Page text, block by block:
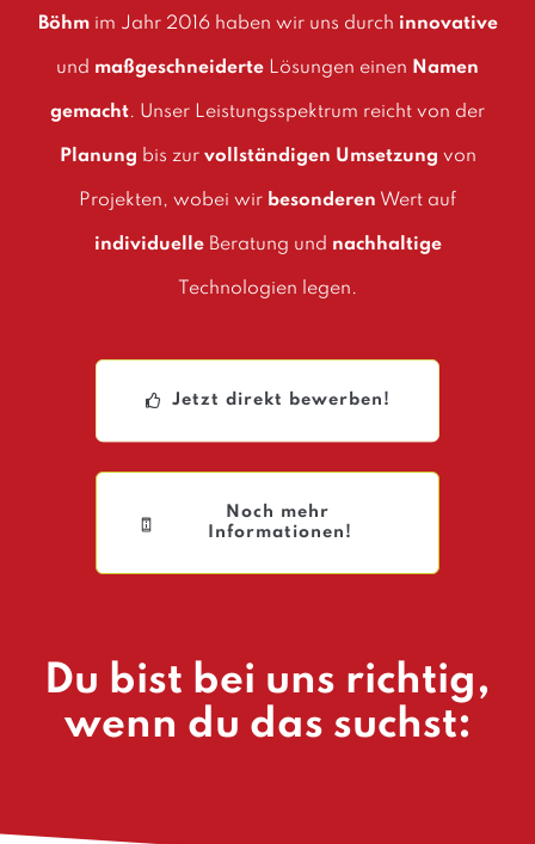
Böhmim Jahr 2016 haben wir uns durch innovative
und maßgeschneiderte Lösungen einen Namen
gemacht. Unser Leistungsspektrum reicht von der
Planung bis zurvollständigen Umsetzung von
Projekten, wobei wir besonderen Wert auf
individuelleBeratung und nachhaltige
Technologien legen.
Jetzt direkt bewerben!
Noch mehr
Informationen!
Du bist bei uns richtig,
wenn du das suchst: